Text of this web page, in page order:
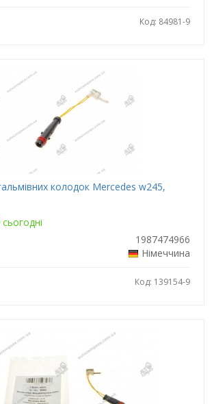
Код: 84981-9
колодок Mercedes w245,
сьогодні
1987474966
Німеччина
Код: 139154-9